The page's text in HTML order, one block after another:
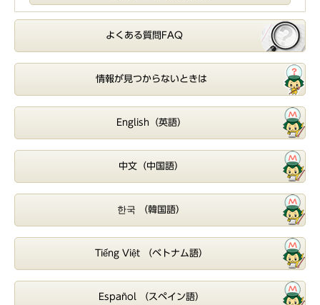
よくある質問FAQ
情報が見つからないときは
English（英語）
中文（中国語）
한국 （韓国語）
Tiếng Việt （ベトナム語）
Español （スペイン語）